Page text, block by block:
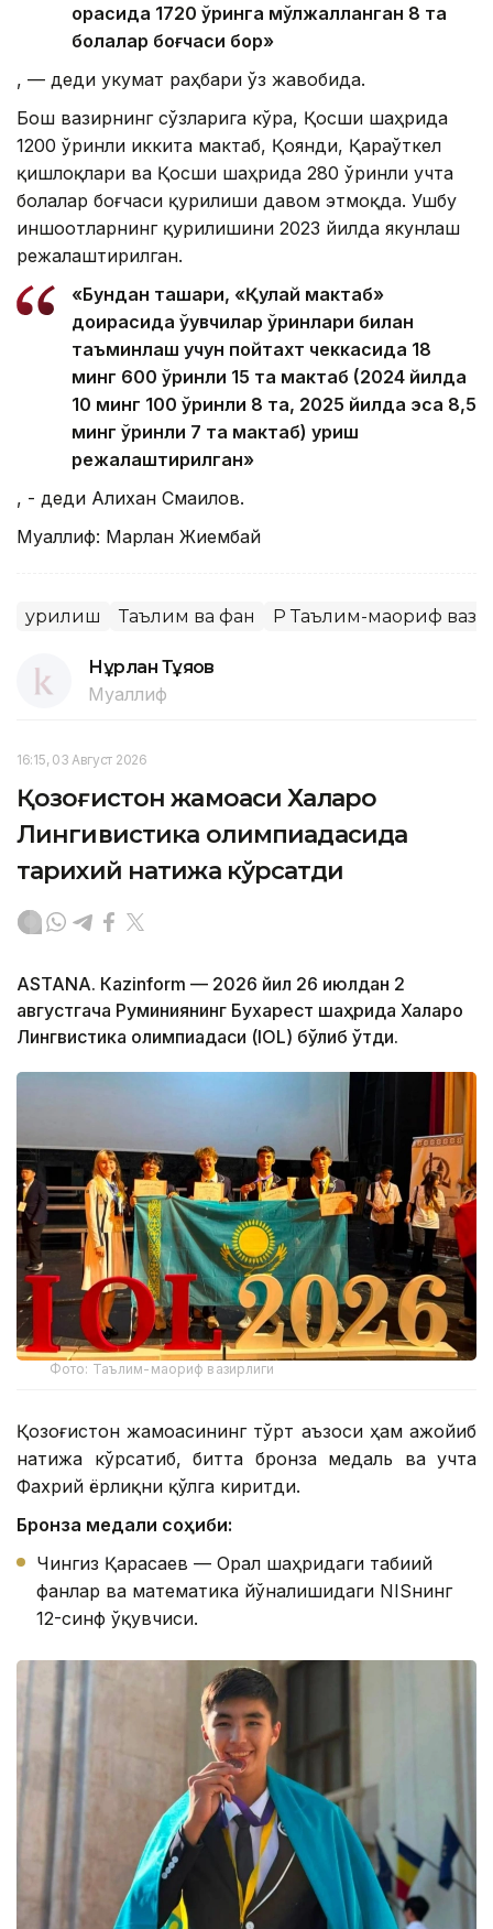
орасида 1720 ўринга мўлжалланган 8 та
болалар боғчаси бор»
, — деди Ҳукумат раҳбари ўз жавобида.
Бош вазирнинг сўзларига кўра, Қосши шаҳрида
1200 ўринли иккита мактаб, Қоянди, Қараўткел
қишлоқлари ва Қосши шаҳрида 280 ўринли учта
болалар боғчаси қурилиши давом этмоқда. Ушбу
иншоотларнинг қурилишини 2023 йилда якунлаш
режалаштирилган.
«Бундан ташқари, «Қулай мактаб»
доирасида ўқувчилар ўринлари билан
таъминлаш учун пойтахт чеккасида 18
минг 600 ўринли 15 та мактаб (2024 йилда
10 минг 100 ўринли 8 та, 2025 йилда эса 8,5
минг ўринли 7 та мактаб) қуриш
режалаштирилган»
, - деди Алихан Смаилов.
Муаллиф: Марлан Жиембай
Қурилиш Таълим ва фан ҚР Таълим-маориф
Нұрлан Тұяқов
Муаллиф
16:15, 03 Август 2026
Қозоғистон жамоаси Халқаро
Лингивистика олимпиадасида
тарихий натижа кўрсатди
ASTANА. Кazinform — 2026 йил 26 июлдан 2
августгача Руминиянинг Бухарест шаҳрида Халқаро
Лингвистика олимпиадаси (IOL) бўлиб ўтди.
Фото: Таълим-маориф вазирлиги
Қозоғистон жамоасининг тўрт аъзоси ҳам ажойиб
натижа кўрсатиб, битта бронза медаль ва учта
Фахрий ёрлиқни қўлга киритди.
Бронза медали соҳиби:
Чингиз Қарасаев — Орал шаҳридаги табиий
фанлар ва математика йўналишидаги NISнинг
12-синф ўқувчиси.